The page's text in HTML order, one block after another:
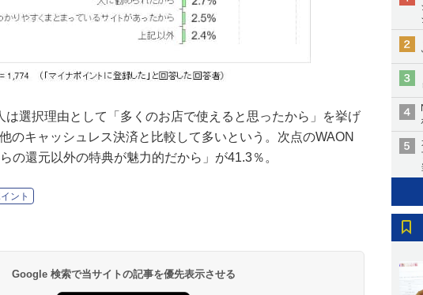
は選択理由として「多くのお店で使えると思ったから」を挙げ
のキャッシュレス決済と比較して多いという。次点のWAON
の還元以外の特典が魅力的だから」が41.3％。
ント
Google 検索で当サイトの記事を優先表示させる